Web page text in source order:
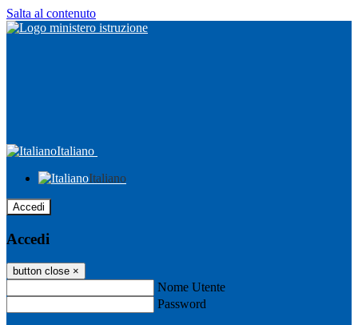
Salta al contenuto
Italiano
Italiano
Accedi
Accedi
button close ×
Nome Utente
Password